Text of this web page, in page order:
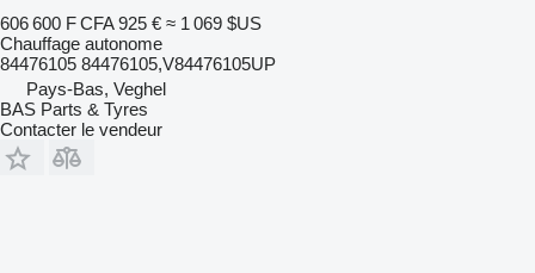
606 600 F CFA 925 € ≈ 1 069 $US
Chauffage autonome
84476105 84476105,V84476105UP
Pays-Bas, Veghel
BAS Parts & Tyres
Contacter le vendeur